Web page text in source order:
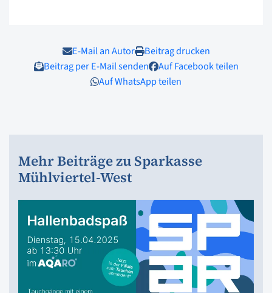
E-Mail an Autor
Beitrag drucken
Beitrag per E-Mail senden
Auf Facebook teilen
Auf WhatsApp teilen
Mehr Beiträge zu Sparkasse
Mühlviertel-West